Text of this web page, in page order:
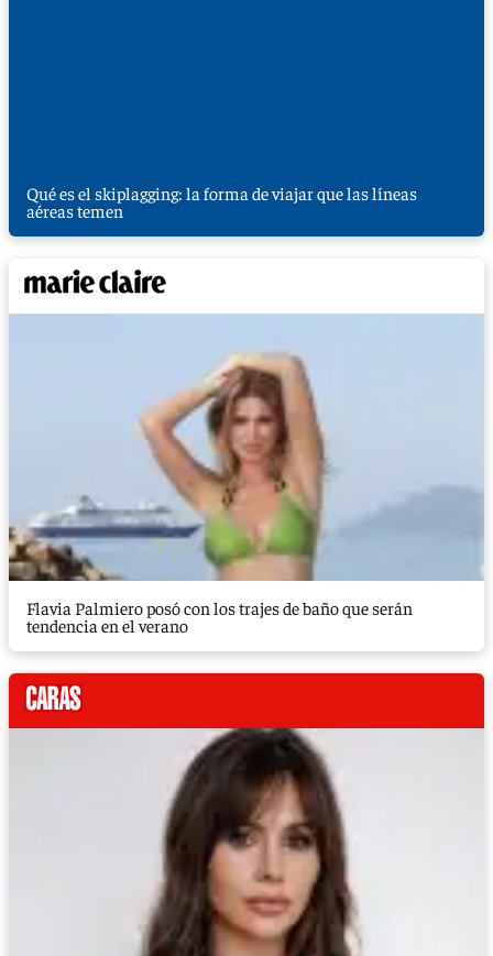
Qué es el skiplagging: la forma de viajar que las líneas
aéreas temen
Flavia Palmiero posó con los trajes de baño que serán
tendencia en el verano